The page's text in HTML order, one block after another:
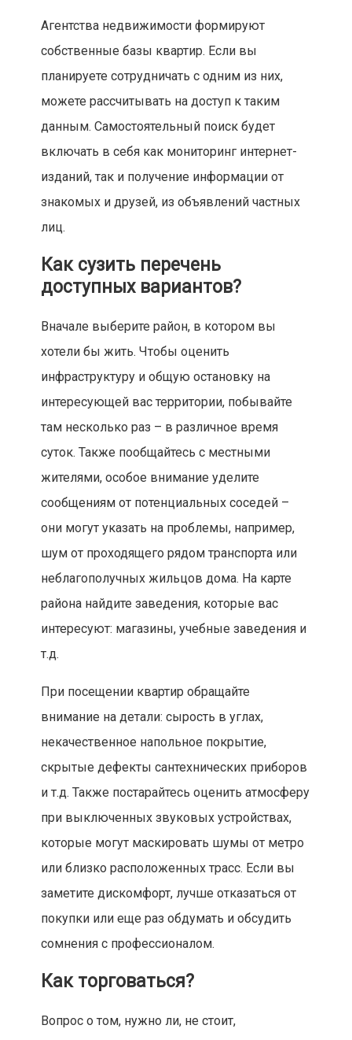
Агентства недвижимости формируют
собственные базы квартир. Если вы
планируете сотрудничать с одним из них,
можете рассчитывать на доступ к таким
данным. Самостоятельный поиск будет
включать в себя как мониторинг интернет-
изданий, так и получение информации от
знакомых и друзей, из объявлений частных
лиц.
Как сузить перечень
доступных вариантов?
Вначале выберите район, в котором вы
хотели бы жить. Чтобы оценить
инфраструктуру и общую остановку на
интересующей вас территории, побывайте
там несколько раз – в различное время
суток. Также пообщайтесь с местными
жителями, особое внимание уделите
сообщениям от потенциальных соседей –
они могут указать на проблемы, например,
шум от проходящего рядом транспорта или
неблагополучных жильцов дома. На карте
района найдите заведения, которые вас
интересуют: магазины, учебные заведения и
т.д.
При посещении квартир обращайте
внимание на детали: сырость в углах,
некачественное напольное покрытие,
скрытые дефекты сантехнических приборов
и т.д. Также постарайтесь оценить атмосферу
при выключенных звуковых устройствах,
которые могут маскировать шумы от метро
или близко расположенных трасс. Если вы
заметите дискомфорт, лучше отказаться от
покупки или еще раз обдумать и обсудить
сомнения с профессионалом.
Как торговаться?
Вопрос о том, нужно ли, не стоит,